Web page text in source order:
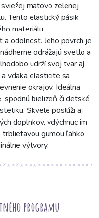
mätovo zelenej
Tento elastický pásik
materiálu,
a odolnosť. Jeho povrch je
odrážajú svetlo a
udrží svoj tvar aj
vďaka elasticite sa
okrajov. Ideálna
spodnú bielizeň či detské
Skvele poslúži aj
doplnkov, vdýchnuc im
trblietavou gumou ľahko
výtvory.
programu